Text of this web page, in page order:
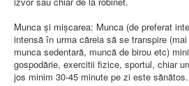
Munca şi mişcarea: Munca (de preferat
intensă în urma căreia să se transpire
munca sedentară, muncă de birou etc)
gospodărie, exercitii fizice, sportul, chiar
jos minim 30-45 minute pe zi este sănătos.